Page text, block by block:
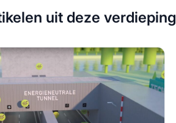
uit deze verdieping